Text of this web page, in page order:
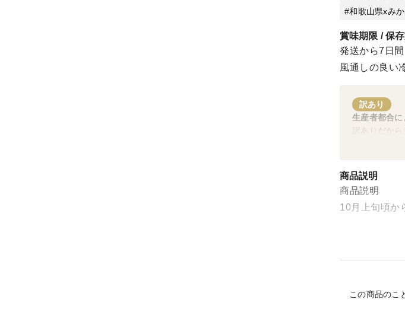
和歌山県xみ
賞味期限 / 保
発送から7日間
風通しの良い
訳あり
生産者都合に
訳ありだか
商品説明
商品説明
10月上旬頃か
乾燥した気
この商品のこ